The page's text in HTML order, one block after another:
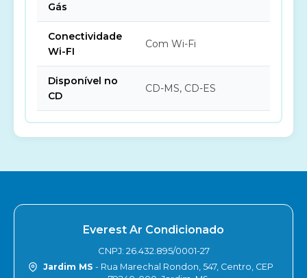
Gás
Conectividade
Wi-FI
Com Wi-Fi
Disponível no
CD
CD-MS, CD-ES
Everest Ar Condicionado
CNPJ: 26.432.895/0001-27
Jardim MS - Rua Marechal Rondon, 547, Centro, CEP